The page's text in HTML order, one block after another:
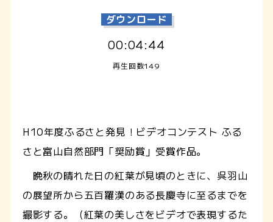
ダウンロード
00:04:44
再生回数149
H10年度ふるさと発見！ビデオコンテスト ふる
さと富山自然部門「奨励賞」受賞作品。
晩秋の晴れた日の紅葉が見頃のときに、呉羽山
の展望所から五百羅漢のある長慶寺に至るまでを
撮影する。（紅葉の美しさをビデオで表現するた